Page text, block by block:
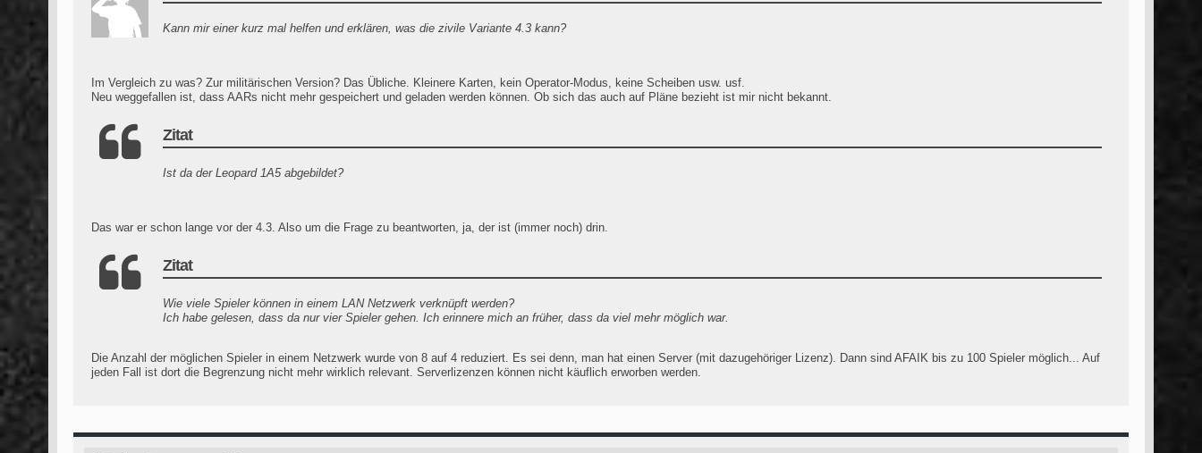
Kann mir einer kurz mal helfen und erklären, was die zivile Variante 4.3 kann?
Im Vergleich zu was? Zur militärischen Version? Das Übliche. Kleinere Karten, kein Operator-Modus, keine Scheiben usw. usf.
Neu weggefallen ist, dass AARs nicht mehr gespeichert und geladen werden können. Ob sich das auch auf Pläne bezieht ist mir nicht bekannt.
Zitat
Ist da der Leopard 1A5 abgebildet?
Das war er schon lange vor der 4.3. Also um die Frage zu beantworten, ja, der ist (immer noch) drin.
Zitat
Wie viele Spieler können in einem LAN Netzwerk verknüpft werden?
Ich habe gelesen, dass da nur vier Spieler gehen. Ich erinnere mich an früher, dass da viel mehr möglich war.
Die Anzahl der möglichen Spieler in einem Netzwerk wurde von 8 auf 4 reduziert. Es sei denn, man hat einen Server (mit dazugehöriger Lizenz). Dann sind AFAIK bis zu 100 Spieler möglich... Auf
jeden Fall ist dort die Begrenzung nicht mehr wirklich relevant. Serverlizenzen können nicht käuflich erworben werden.